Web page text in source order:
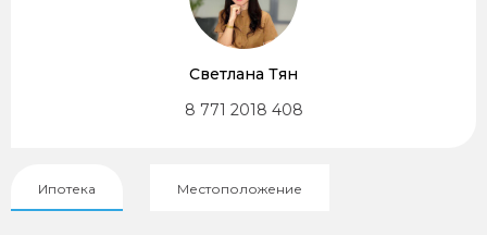
Светлана Тян
8 771 2018 408
Ипотека Местоположение